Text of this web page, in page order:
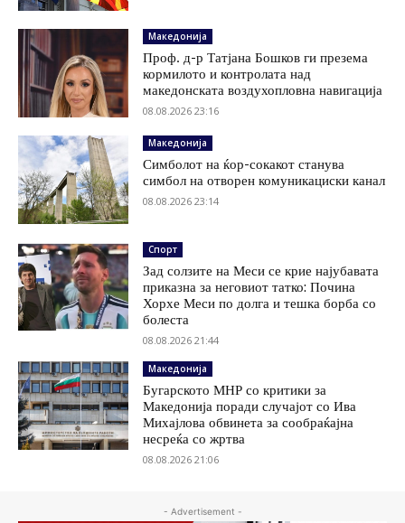
Македонија
Проф. д-р Татјана Бошков ги презема
кормилото и контролата над
македонската воздухопловна навигација
08.08.2026 23:16
Македонија
Симболот на ќор-сокакот станува
симбол на отворен комуникациски канал
08.08.2026 23:14
Спорт
Зад солзите на Меси се крие најубавата
приказна за неговиот татко: Почина
Хорхе Меси по долга и тешка борба со
болеста
08.08.2026 21:44
Македонија
Бугарското МНР со критики за
Македонија поради случајот со Ива
Михајлова обвинета за сообраќајна
несреќа со жртва
08.08.2026 21:06
- Advertisement -